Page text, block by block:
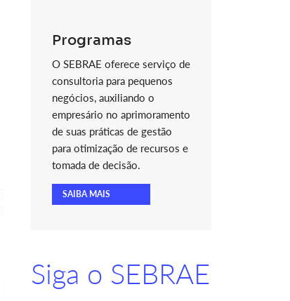
Programas
O SEBRAE oferece serviço de
consultoria para pequenos
negócios, auxiliando o
empresário no aprimoramento
de suas práticas de gestão
para otimização de recursos e
tomada de decisão.
SAIBA MAIS
Siga o SEBRAE